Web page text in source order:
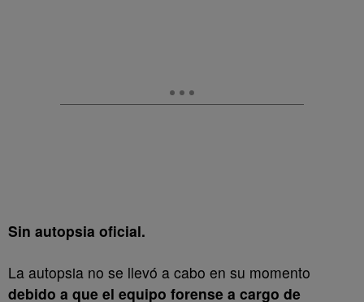
Sin autopsia oficial.
La autopsia no se llevó a cabo en su momento
debido a que el equipo forense a cargo de